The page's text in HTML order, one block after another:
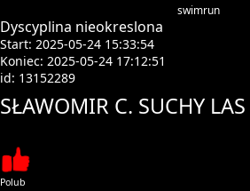
swimrun
Dyscyplina nieokreslona
Start: 2025-05-24 15:33:54
Koniec: 2025-05-24 17:12:51
id: 13152289
SŁAWOMIR C. SUCHY LAS
Polub